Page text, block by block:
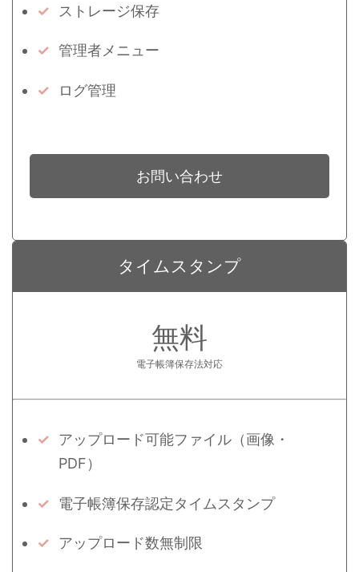
ストレージ保存
管理者メニュー
ログ管理
お問い合わせ
タイムスタンプ
無料
電子帳簿保存法対応
アップロード可能ファイル（画像・
PDF）
電子帳簿保存認定タイムスタンプ
アップロード数無制限